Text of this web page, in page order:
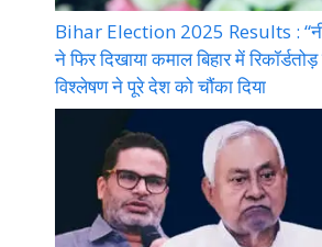
Bihar Election 2025 Results :
ने फिर दिखाया कमाल बिहार में
विश्लेषण ने पूरे देश को चौंका दिया